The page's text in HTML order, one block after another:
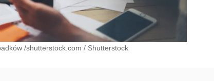
/shutterstock.com / Shutterstock